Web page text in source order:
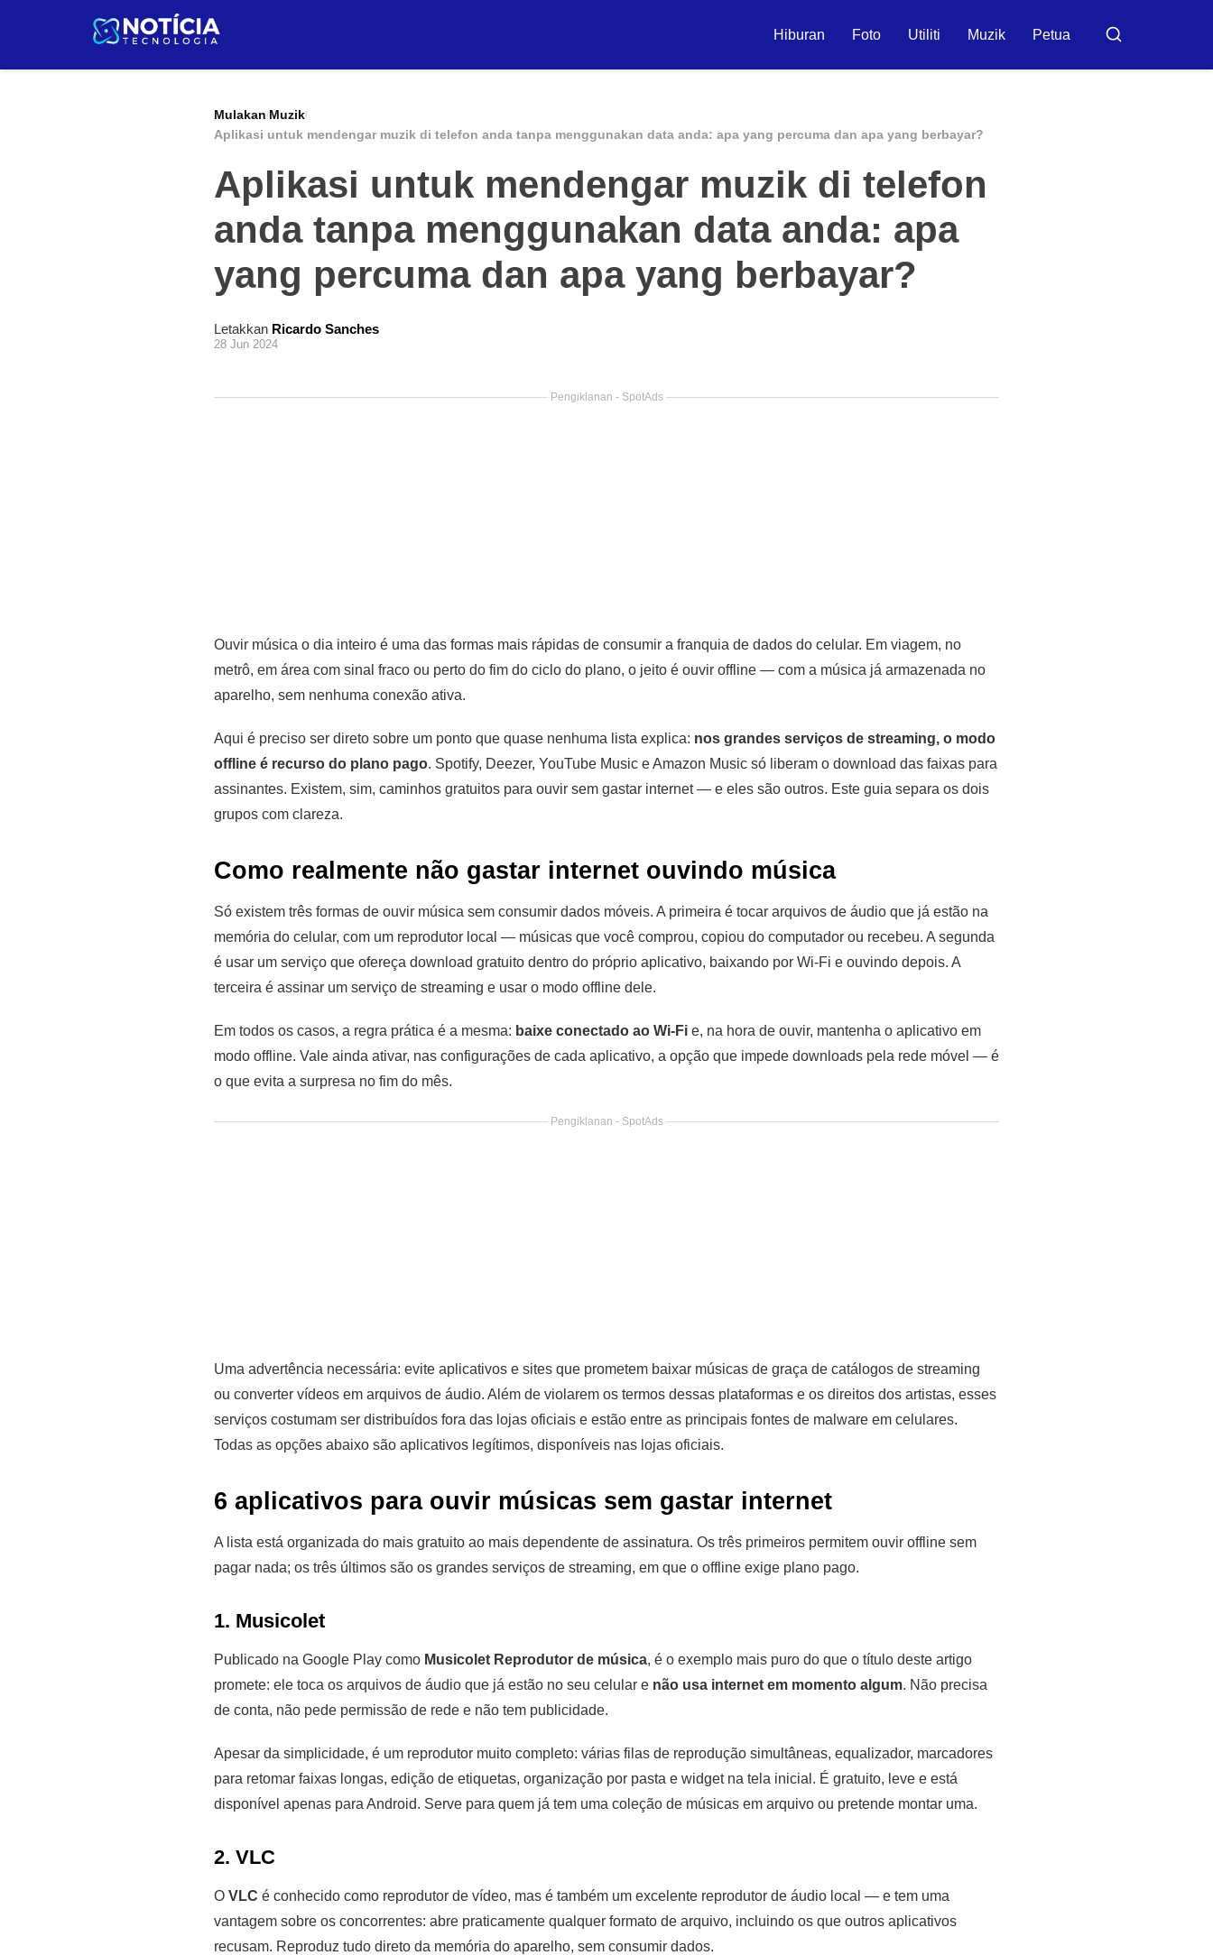
Hiburan Foto Utiliti Muzik Petua Buscar
Mulakan/Muzik/
Aplikasi untuk mendengar muzik di telefon anda tanpa menggunakan data anda: apa yang percuma dan apa yang berbayar?
Aplikasi untuk mendengar muzik di telefon
anda tanpa menggunakan data anda: apa
yang percuma dan apa yang berbayar?
Letakkan Ricardo Sanches
28 Jun 2024
Pengiklanan - SpotAds
Ouvir música o dia inteiro é uma das formas mais rápidas de consumir a franquia de dados do celular. Em viagem, no
metrô, em área com sinal fraco ou perto do fim do ciclo do plano, o jeito é ouvir offline — com a música já armazenada no
aparelho, sem nenhuma conexão ativa.
Aqui é preciso ser direto sobre um ponto que quase nenhuma lista explica: nos grandes serviços de streaming, o modo
offline é recurso do plano pago. Spotify, Deezer, YouTube Music e Amazon Music só liberam o download das faixas para
assinantes. Existem, sim, caminhos gratuitos para ouvir sem gastar internet — e eles são outros. Este guia separa os dois
grupos com clareza.
Como realmente não gastar internet ouvindo música
Só existem três formas de ouvir música sem consumir dados móveis. A primeira é tocar arquivos de áudio que já estão na
memória do celular, com um reprodutor local — músicas que você comprou, copiou do computador ou recebeu. A segunda
é usar um serviço que ofereça download gratuito dentro do próprio aplicativo, baixando por Wi-Fi e ouvindo depois. A
terceira é assinar um serviço de streaming e usar o modo offline dele.
Em todos os casos, a regra prática é a mesma: baixe conectado ao Wi-Fi e, na hora de ouvir, mantenha o aplicativo em
modo offline. Vale ainda ativar, nas configurações de cada aplicativo, a opção que impede downloads pela rede móvel — é
o que evita a surpresa no fim do mês.
Pengiklanan - SpotAds
Uma advertência necessária: evite aplicativos e sites que prometem baixar músicas de graça de catálogos de streaming
ou converter vídeos em arquivos de áudio. Além de violarem os termos dessas plataformas e os direitos dos artistas, esses
serviços costumam ser distribuídos fora das lojas oficiais e estão entre as principais fontes de malware em celulares.
Todas as opções abaixo são aplicativos legítimos, disponíveis nas lojas oficiais.
6 aplicativos para ouvir músicas sem gastar internet
A lista está organizada do mais gratuito ao mais dependente de assinatura. Os três primeiros permitem ouvir offline sem
pagar nada; os três últimos são os grandes serviços de streaming, em que o offline exige plano pago.
1. Musicolet
Publicado na Google Play como Musicolet Reprodutor de música, é o exemplo mais puro do que o título deste artigo
promete: ele toca os arquivos de áudio que já estão no seu celular e não usa internet em momento algum. Não precisa
de conta, não pede permissão de rede e não tem publicidade.
Apesar da simplicidade, é um reprodutor muito completo: várias filas de reprodução simultâneas, equalizador, marcadores
para retomar faixas longas, edição de etiquetas, organização por pasta e widget na tela inicial. É gratuito, leve e está
disponível apenas para Android. Serve para quem já tem uma coleção de músicas em arquivo ou pretende montar uma.
2. VLC
O VLC é conhecido como reprodutor de vídeo, mas é também um excelente reprodutor de áudio local — e tem uma
vantagem sobre os concorrentes: abre praticamente qualquer formato de arquivo, incluindo os que outros aplicativos
recusam. Reproduz tudo direto da memória do aparelho, sem consumir dados.